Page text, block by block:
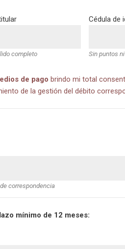
completo
Cédula de
Sin puntos
de pago brindo mi total
de la gestión del débito
correspondencia
mínimo de 12 meses: